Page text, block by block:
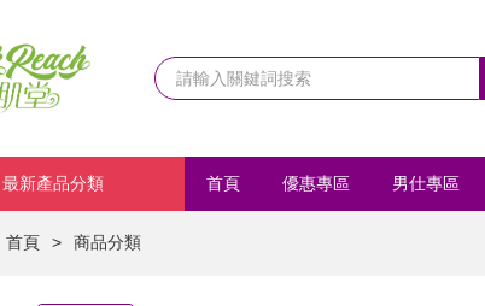
最新產品分類 首頁 優惠專區 男仕專區
首頁 > 商品分類